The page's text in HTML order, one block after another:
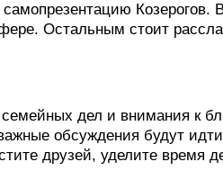
Козерогов.
Остальным стоит
дел и внимания к
обсуждения будут
друзей, уделите время